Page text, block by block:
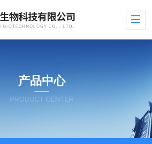
产品中心
PRODUCT CENTER